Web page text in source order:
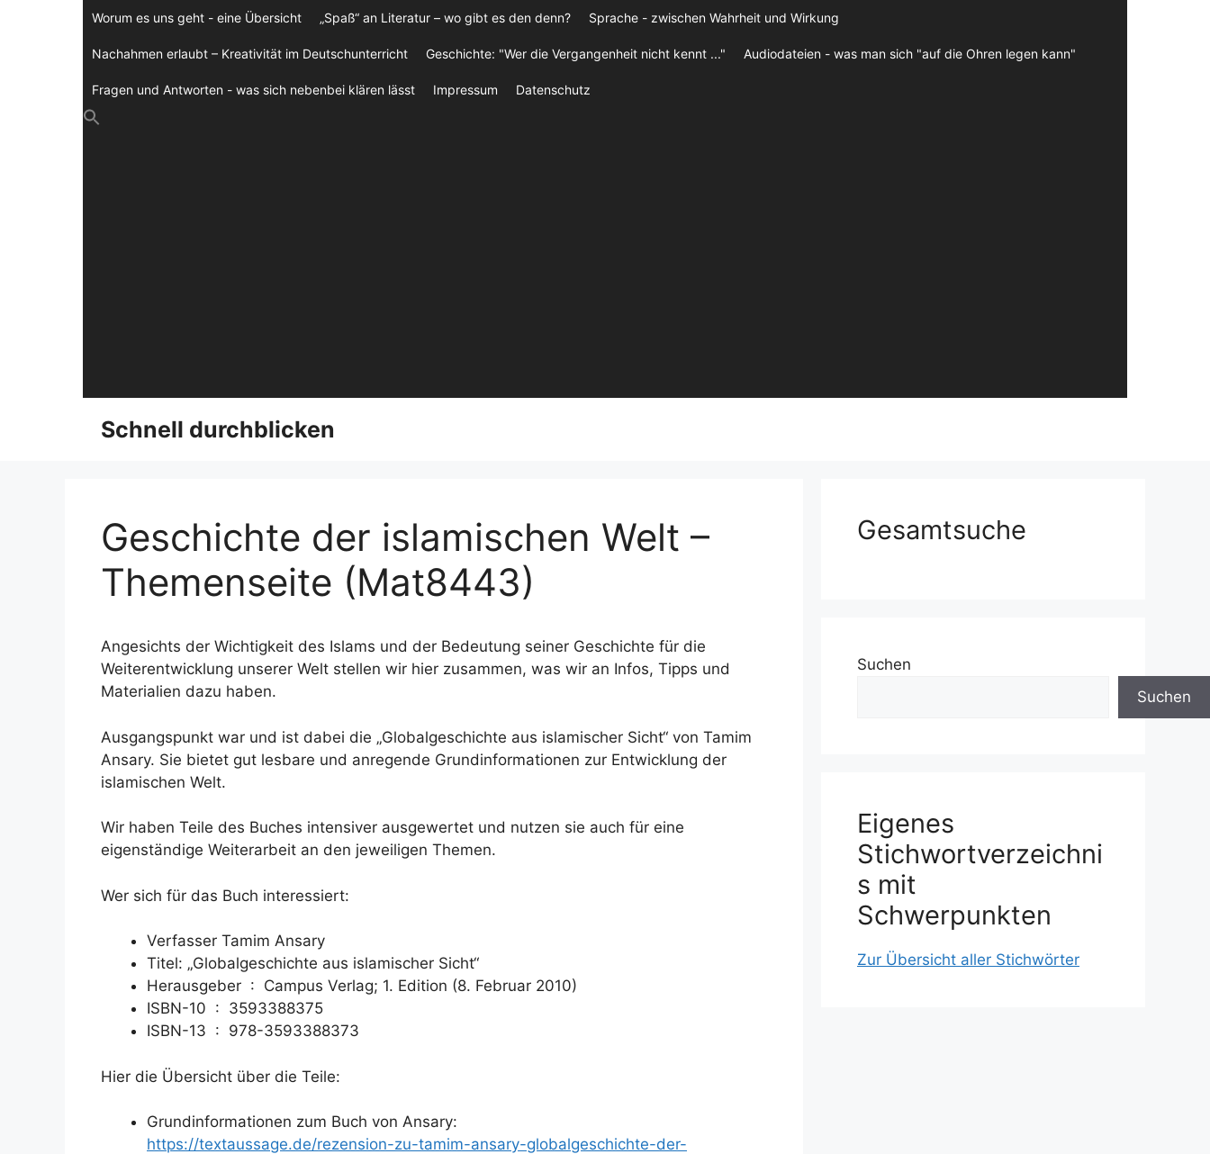
Worum es uns geht - eine Übersicht „Spaß“ an Literatur – wo gibt es den denn? Sprache - zwischen Wahrheit und Wirkung
Nachahmen erlaubt – Kreativität im Deutschunterricht Geschichte: "Wer die Vergangenheit nicht kennt ..." Audiodateien - was man sich "auf die Ohren legen kann"
Fragen und Antworten - was sich nebenbei klären lässt Impressum Datenschutz
Schnell durchblicken
Geschichte der islamischen Welt –
Themenseite (Mat8443)
Angesichts der Wichtigkeit des Islams und der Bedeutung seiner Geschichte für die
Weiterentwicklung unserer Welt stellen wir hier zusammen, was wir an Infos, Tipps und
Materialien dazu haben.
Ausgangspunkt war und ist dabei die „Globalgeschichte aus islamischer Sicht“ von Tamim
Ansary. Sie bietet gut lesbare und anregende Grundinformationen zur Entwicklung der
islamischen Welt.
Wir haben Teile des Buches intensiver ausgewertet und nutzen sie auch für eine
eigenständige Weiterarbeit an den jeweiligen Themen.
Wer sich für das Buch interessiert:
Verfasser Tamim Ansary
Titel: „Globalgeschichte aus islamischer Sicht“
Herausgeber ‏ : ‎ Campus Verlag; 1. Edition (8. Februar 2010)
ISBN-10 ‏ : ‎ 3593388375
ISBN-13 ‏ : ‎ 978-3593388373
Hier die Übersicht über die Teile:
Grundinformationen zum Buch von Ansary:
https://textaussage.de/rezension-zu-tamim-ansary-globalgeschichte-der-
Gesamtsuche
Suchen
Suchen
Eigenes
Stichwortverzeichni
s mit
Schwerpunkten
Zur Übersicht aller Stichwörter